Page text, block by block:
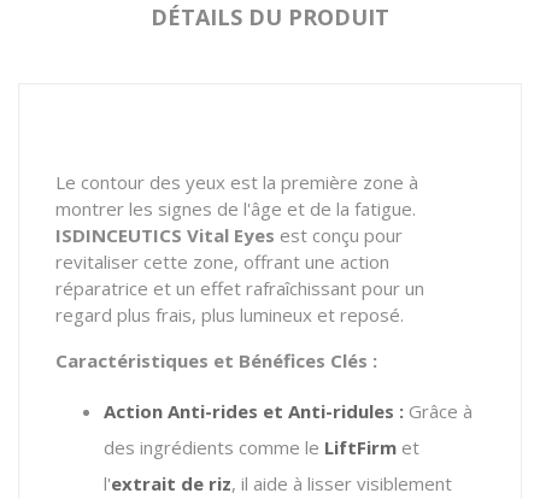
DÉTAILS DU PRODUIT
Le contour des yeux est la première zone à
montrer les signes de l'âge et de la fatigue.
ISDINCEUTICS Vital Eyes est conçu pour
revitaliser cette zone, offrant une action
réparatrice et un effet rafraîchissant pour un
regard plus frais, plus lumineux et reposé.
Caractéristiques et Bénéfices Clés :
Action Anti-rides et Anti-ridules : Grâce à
des ingrédients comme le LiftFirm et
l'extrait de riz, il aide à lisser visiblement